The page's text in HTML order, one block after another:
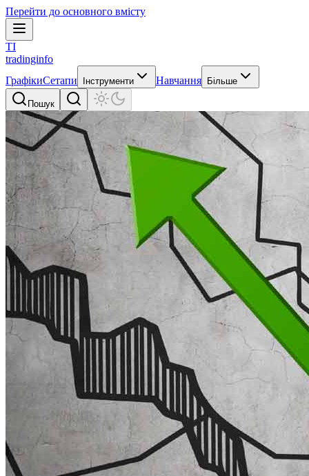
Перейти до основного вмісту
TI
tradinginfo
ГрафікиСетапи Інструменти Навчання Більше
Пошук